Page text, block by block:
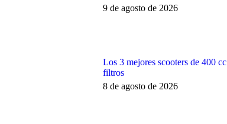
9 de agosto de 2026
Los 3 mejores scooters de 400
filtros
8 de agosto de 2026